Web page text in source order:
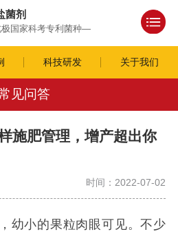
菌剂
国家科考专利菌种—
科技研发 关于我们
见问答
施肥管理，增产超出你
时间：2022-07-02
幼小的果粒肉眼可见。不少